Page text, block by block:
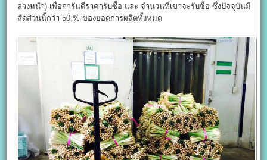
ล่วงหน้า) เพื่อการันตีราคารับซื้อ และ จำนวนที่เขาจะรับซื้อ ซึ่งปัจจุบันมี
สัดส่วนนี้กว่า 50 % ของยอดการผลิตทั้งหมด